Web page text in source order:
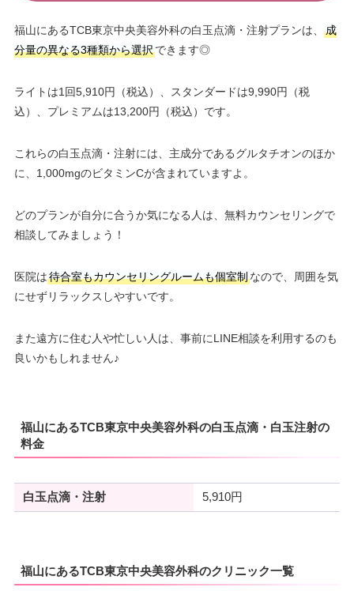
福山にあるTCB東京中央美容外科の白玉点滴・注射プランは、
成
分量の異なる3種類から選択できます◎
ライトは1回5,910円（税込）、スタンダードは9,990円（税
込）、プレミアムは13,200円（税込）です。
これらの白玉点滴・注射には、主成分であるグルタチオンのほか
に、1,000mgのビタミンCが含まれていますよ。
どのプランが自分に合うか気になる人は、無料カウンセリングで
相談してみましょう！
医院は待合室もカウンセリングルームも個室制なので、周囲を気
にせずリラックスしやすいです。
また遠方に住む人や忙しい人は、事前にLINE相談を利用するのも
良いかもしれません♪
福山にあるTCB東京中央美容外科の白玉点滴・白玉注射の
料金
白玉点滴・注射 5,910円
福山にあるTCB東京中央美容外科のクリニック一覧